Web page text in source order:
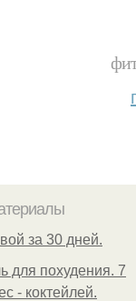
за 30 дней.
для похудения. 7
- коктейлей.